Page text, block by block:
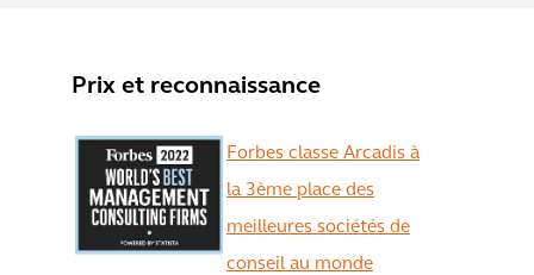
Prix et reconnaissance
Forbes classe Arcadis à
la 3ème place des
meilleures sociétés de
conseil au monde